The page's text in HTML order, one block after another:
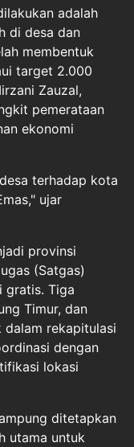
adalah
di desa dan
membentuk
target 2.000
Zauzal,
pemerataan
ekonomi
terhadap kota
ujar
provinsi
(Satgas)
gratis. Tiga
Timur, dan
rekapitulasi
dengan
lokasi
ditetapkan
utama untuk